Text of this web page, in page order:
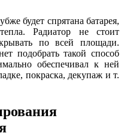
будет спрятана батарея,
Радиатор не стоит
по всей площади.
подобрать такой способ
обеспечивал к ней
покраска, декупаж и т.